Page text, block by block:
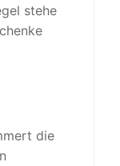
stehe
die